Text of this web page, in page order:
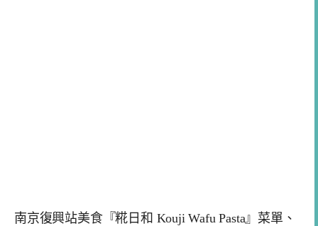
南京復興站美食『糀日和 Kouji Wafu Pasta』菜單、